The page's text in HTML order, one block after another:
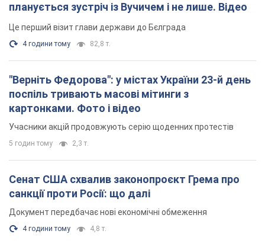
планується зустріч із Вучичем і не лише. Відео
Це перший візит глави держави до Бєлграда
4 години тому 82,8 т.
"Верніть Федорова": у містах України 23-й день
поспіль тривають масові мітинги з
картонками. Фото і відео
Учасники акцій продовжують серію щоденних протестів
5 годин тому 2,3 т.
Сенат США схвалив законопроєкт Грема про
санкції проти Росії: що далі
Документ передбачає нові економічні обмеження
4 години тому 4,8 т.